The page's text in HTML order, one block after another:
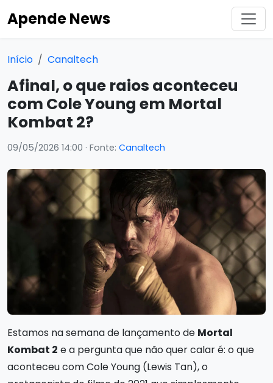
Apende News
Início Canaltech
Afinal, o que raios aconteceu
com Cole Young em Mortal
Kombat 2?
09/05/2026 14:00 · Fonte: Canaltech
Estamos na semana de lançamento de Mortal
Kombat 2 e a pergunta que não quer calar é: o que
aconteceu com Cole Young (Lewis Tan), o